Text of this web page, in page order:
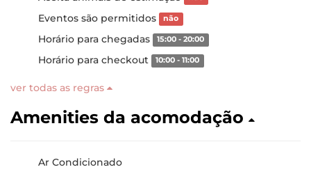
Eventos são permitidos não
Horário para chegadas 15:00 - 20:00
Horário para checkout 10:00 - 11:00
ver todas as regras
Amenities da acomodação
Ar Condicionado